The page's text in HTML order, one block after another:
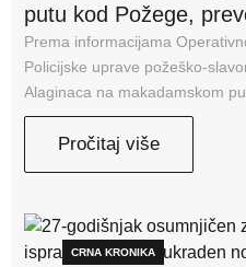
putu kod Požege,
Prema informacijama
Policijske uprave požeško-
Alaginaca na makadamskom
Pročitaj više
CRNA KRONIKA